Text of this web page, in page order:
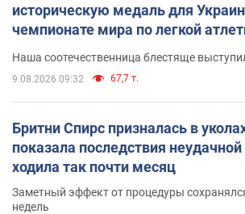
историческую медаль для
чемпионате мира по легкой
Наша соотечественница блестяще
9.08.2026 09:32 67,7 т.
Бритни Спирс призналась в
показала последствия
ходила так почти месяц
Заметный эффект от процедуры
недель